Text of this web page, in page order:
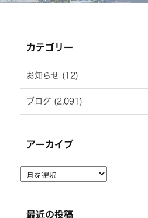
カテゴリー
お知らせ (12)
ブログ (2,091)
アーカイブ
ア
ー
ブ
最近の投稿